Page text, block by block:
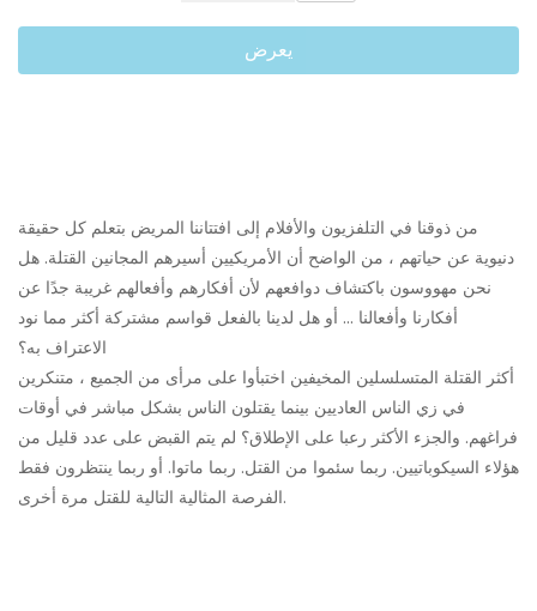
يعرض
من ذوقنا في التلفزيون والأفلام إلى افتتاننا المريض بتعلم كل حقيقة
دنيوية عن حياتهم ، من الواضح أن الأمريكيين أسيرهم المجانين القتلة. هل
نحن مهووسون باكتشاف دوافعهم لأن أفكارهم وأفعالهم غريبة جدًا عن
أفكارنا وأفعالنا ... أو هل لدينا بالفعل قواسم مشتركة أكثر مما نود
الاعتراف به؟
أكثر القتلة المتسلسلين المخيفين اختبأوا على مرأى من الجميع ، متنكرين
في زي الناس العاديين بينما يقتلون الناس بشكل مباشر في أوقات
فراغهم. والجزء الأكثر رعبا على الإطلاق؟ لم يتم القبض على عدد قليل من
هؤلاء السيكوباتيين. ربما سئموا من القتل. ربما ماتوا. أو ربما ينتظرون فقط
الفرصة المثالية التالية للقتل مرة أخرى.